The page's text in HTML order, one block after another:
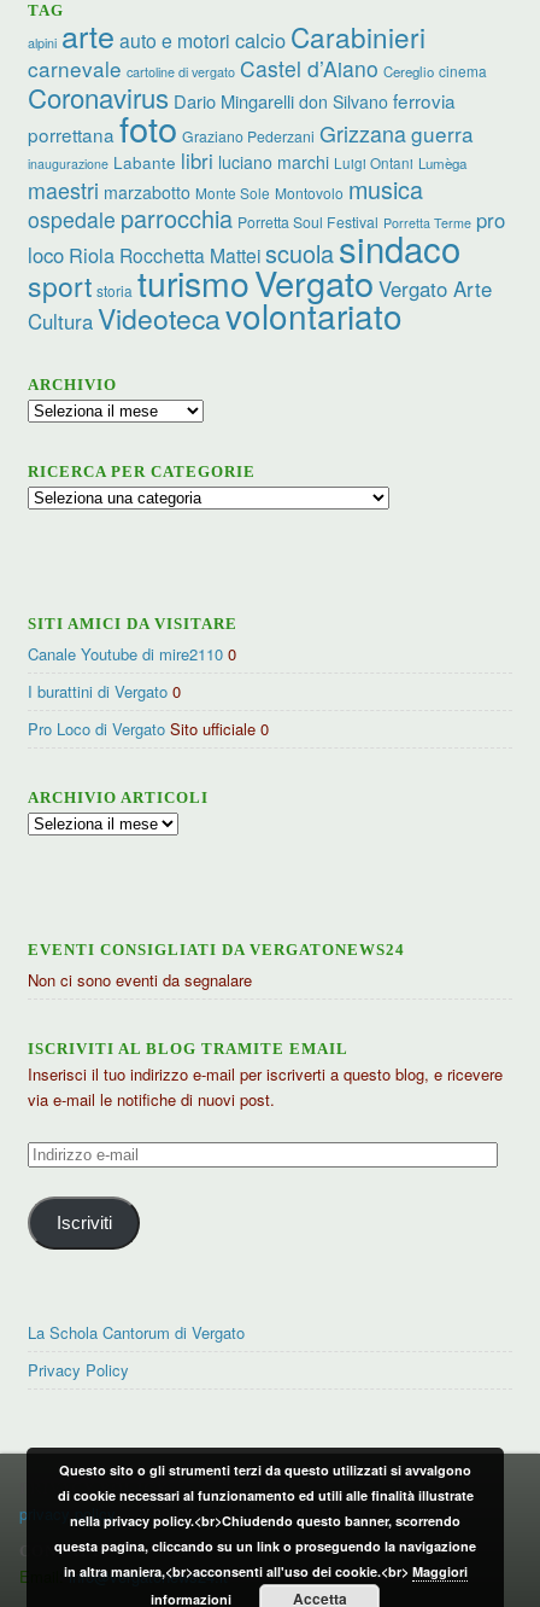
TAG
alpini arte auto e motori calcio Carabinieri
carnevale cartoline di vergato Castel d’Aiano Cereglio cinema
Coronavirus Dario Mingarelli don Silvano ferrovia
porrettana foto Graziano Pederzani Grizzanaguerra
inaugurazione Labante libri luciano marchi Luigi Ontani Lumèga
maestri marzabotto Monte Sole Montovolo musica
ospedale parrocchia Porretta Soul Festival Porretta Terme pro
loco Riola Rocchetta Matteiscuolasindaco
sport storia turismoVergato Vergato Arte
CulturaVideotecavolontariato
ARCHIVIO
Archivio
RICERCA PER CATEGORIE
Ricerca
SITI AMICI DA VISITARE
Canale Youtube di mire2110 0
I burattini di Vergato 0
Pro Loco di Vergato Sito ufficiale 0
ARCHIVIO ARTICOLI
Archivio
EVENTI CONSIGLIATI DA VERGATONEWS24
Non ci sono eventi da segnalare
ISCRIVITI AL BLOG TRAMITE EMAIL
Inserisci il tuo indirizzo e-mail per iscriverti a questo blog, e ricevere
via e-mail le notifiche di nuovi post.
Indirizzo
mail
Iscriviti
La Schola Cantorum di Vergato
Privacy Policy
PRIVACY POLICY
privacy policy
CONTATTI:
Email:info@vergatonews24.it
Questo sito o gli strumenti terzi da questo utilizzati si avvalgono
di cookie necessari al funzionamento ed utili alle finalità illustrate
nella privacy policy.<br>Chiudendo questo banner, scorrendo
questa pagina, cliccando su un link o proseguendo la navigazione
in altra maniera,<br>acconsenti all'uso dei cookie.<br> Maggiori
informazioni
Accetta